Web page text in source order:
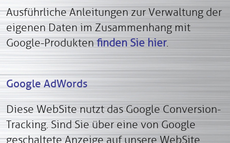
Ausführliche Anleitungen zur Verwaltung der
eigenen Daten im Zusammenhang mit
Google-Produkten finden Sie hier.
Google AdWords
Diese WebSite nutzt das Google Conversion-
Tracking. Sind Sie über eine von Google
geschaltete Anzeige auf unsere WebSite